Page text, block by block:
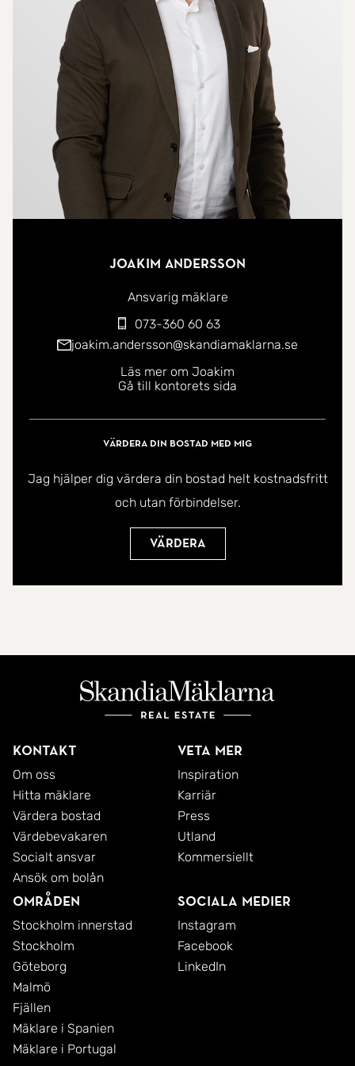
Lägg därtill att här finns både gäst-wc och
badrum.
Föreningen är välskött och har god solid ekonomi.
Stambyte skedde 2002 och föreningens hus är i
mycket fint skick!
Marken innehas med äganderätt och föreningen
amorterar löpande. Ett tryggt boende för framtiden.
Rörstrandsgatans puls.
Kort och gott; detta är ett svårslaget boende!
Joakim Andersson
Ansvarig mäklare
073-360 60 63
joakim.andersson@skandiamaklarna.se
Läs mer om Joakim
Gå till kontorets sida
Värdera din bostad med mig
Jag hjälper dig värdera din bostad helt kostnadsfritt
och utan förbindelser.
Värdera
Kontakt
Om oss
Hitta mäklare
Värdera bostad
Värdebevakaren
Socialt ansvar
Ansök om bolån
Veta mer
Inspiration
Karriär
Press
Utland
Kommersiellt
Områden
Stockholm innerstad
Stockholm
Göteborg
Malmö
Fjällen
Mäklare i Spanien
Mäklare i Portugal
Sociala medier
Instagram
Facebook
LinkedIn